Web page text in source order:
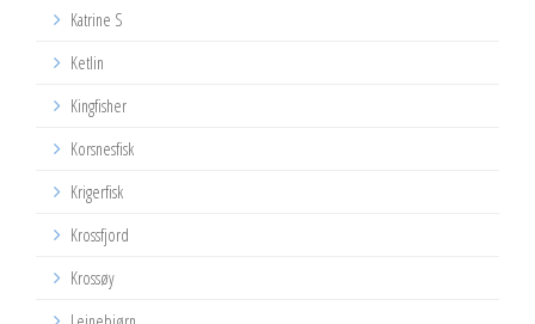
Katrine S
Ketlin
Kingfisher
Korsnesfisk
Krigerfisk
Krossfjord
Krossøy